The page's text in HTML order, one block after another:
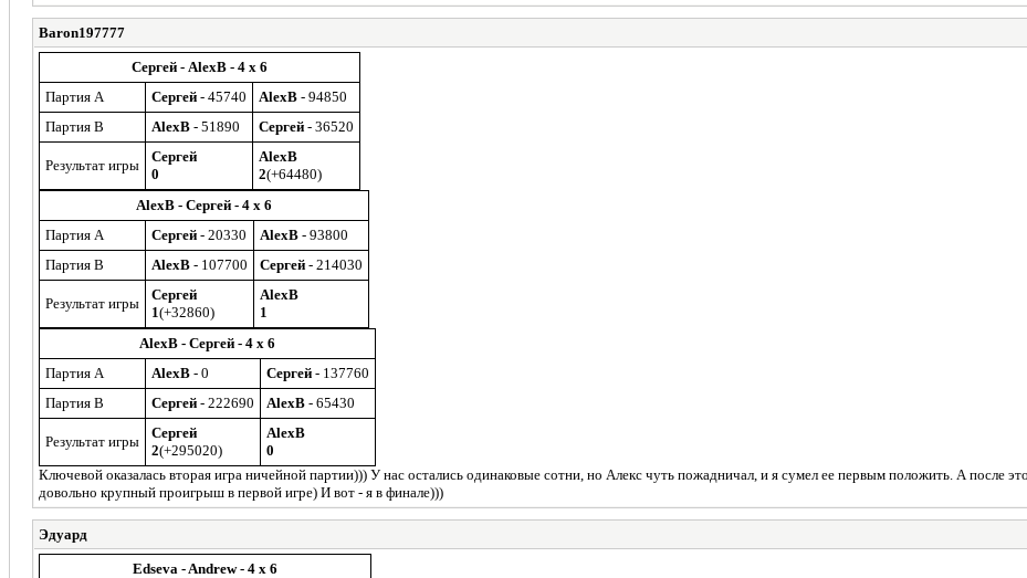
Baron197777
Сергей - AlexB - 4 x 6
Партия A
Сергей - 45740 AlexB - 94850
Партия B
AlexB - 51890 Сергей - 36520
Результат игры
Сергей
0
AlexB
2(+64480)
AlexB - Сергей - 4 x 6
Партия A
Сергей - 20330 AlexB - 93800
Партия B
AlexB - 107700 Сергей - 214030
Результат игры
Сергей
1(+32860)
AlexB
1
AlexB - Сергей - 4 x 6
Партия A
AlexB - 0 Сергей - 137760
Партия B
Сергей - 222690 AlexB - 65430
Результат игры
Сергей
2(+295020)
AlexB
0
Ключевой оказалась вторая игра ничейной партии))) У нас остались одинаковые сотни, но Алекс чуть пожадничал, и я сумел ее первым положить. А после
довольно крупный проигрыш в первой игре) И вот - я в финале)))
Эдуард
Edseva - Andrew - 4 x 6